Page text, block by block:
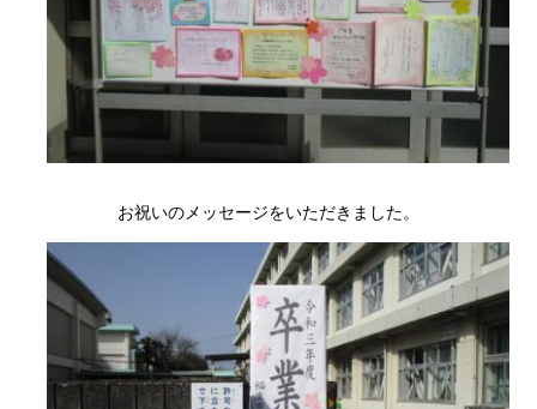
お祝いのメッセージをいただきました。